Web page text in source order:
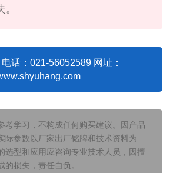
话：021-56052589 网址：
考学习，不构成任何购买建议。因产品
际参数以厂家出厂铭牌和技术资料为
选型和应用应咨询专业技术人员，因擅
的损失，责任自负。